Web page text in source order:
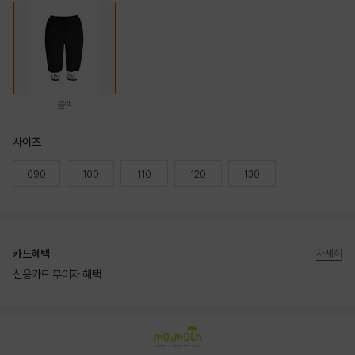
블랙
사이즈
090 100 110 120 130
카드혜택
신용카드 무이자 혜택
자세히